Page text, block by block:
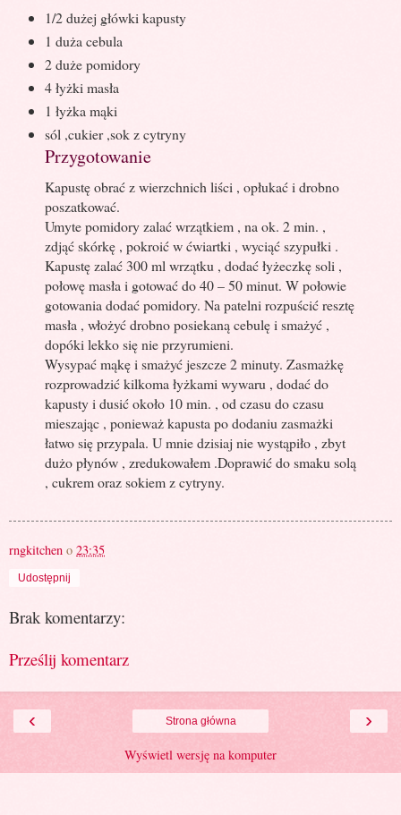
1/2 dużej główki kapusty
1 duża cebula
2 duże pomidory
4 łyżki masła
1 łyżka mąki
sól ,cukier ,sok z cytryny
Przygotowanie
Kapustę obrać z wierzchnich liści , opłukać i drobno
poszatkować.
Umyte pomidory zalać wrzątkiem , na ok. 2 min. ,
zdjąć skórkę , pokroić w ćwiartki , wyciąć szypułki .
Kapustę zalać 300 ml wrzątku , dodać łyżeczkę soli ,
połowę masła i gotować do 40 – 50 minut. W połowie
gotowania dodać pomidory. Na patelni rozpuścić resztę
masła , włożyć drobno posiekaną cebulę i smażyć ,
dopóki lekko się nie przyrumieni.
Wysypać mąkę i smażyć jeszcze 2 minuty. Zasmażkę
rozprowadzić kilkoma łyżkami wywaru , dodać do
kapusty i dusić około 10 min. , od czasu do czasu
mieszając , ponieważ kapusta po dodaniu zasmażki
łatwo się przypala. U mnie dzisiaj nie wystąpiło , zbyt
dużo płynów , zredukowałem .Doprawić do smaku solą
, cukrem oraz sokiem z cytryny.
rngkitchen o 23:35
Udostępnij
Brak komentarzy:
Prześlij komentarz
‹ ›
Strona główna
Wyświetl wersję na komputer